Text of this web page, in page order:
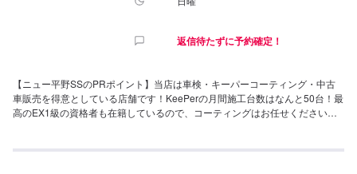
返信待たずに予約確定！
【ニュー平野SSのPRポイント】当店は車検・キーパーコーティング・中古
車販売を得意としている店舗です！KeePerの月間施工台数はなんと50台！最
高のEX1級の資格者も在籍しているので、コーティングはお任せください！
員になると、6大特典が付いてくる！【サービスルームの詳細】・椅子・トイ